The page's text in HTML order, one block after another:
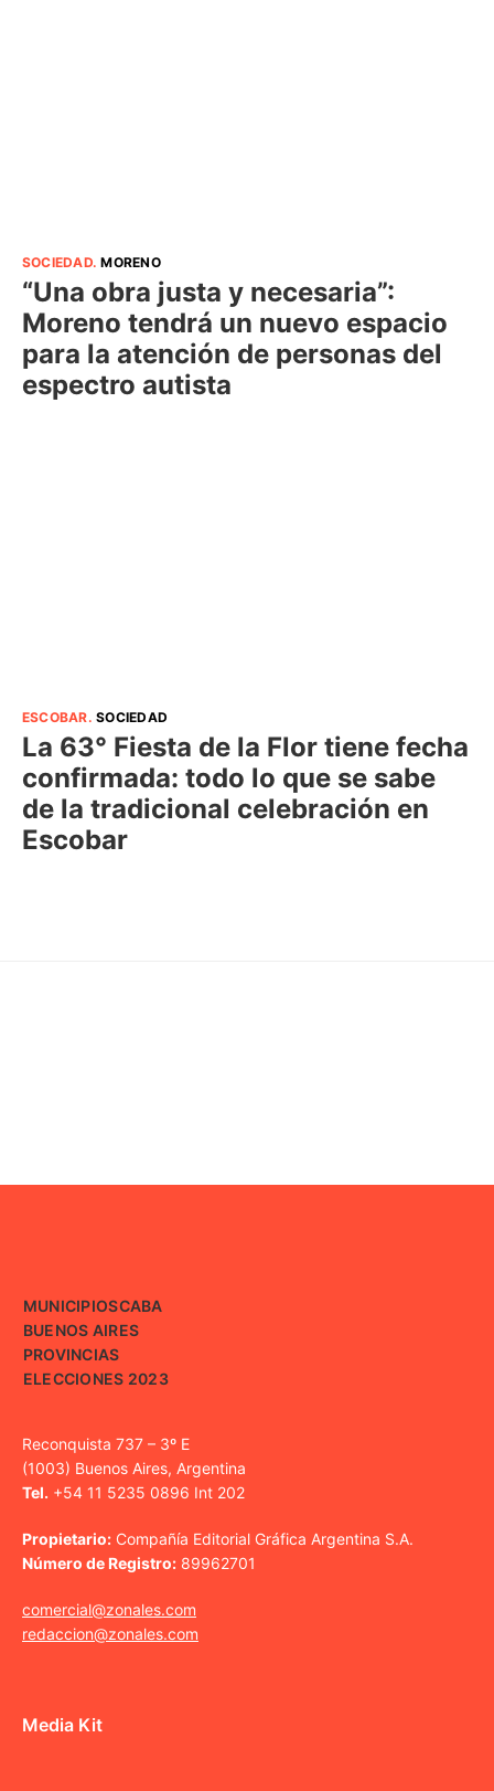
SOCIEDAD.MORENO
“Una obra justa y necesaria”:
Moreno tendrá un nuevo espacio
para la atención de personas del
espectro autista
ESCOBAR.SOCIEDAD
La 63° Fiesta de la Flor tiene fecha
confirmada: todo lo que se sabe
de la tradicional celebración en
Escobar
MUNICIPIOSCABA
BUENOS AIRES
PROVINCIAS
ELECCIONES 2023
Reconquista 737 – 3º E
(1003) Buenos Aires, Argentina
Tel. +54 11 5235 0896 Int 202
Propietario: Compañía Editorial Gráfica Argentina S.A.
Número de Registro: 89962701
comercial@zonales.com
redaccion@zonales.com
Media Kit